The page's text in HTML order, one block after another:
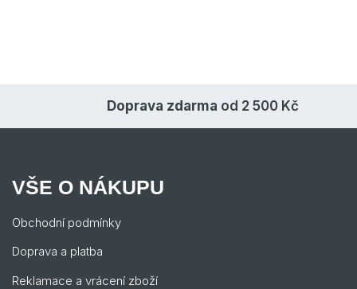
Doprava zdarma od 2 500 Kč
VŠE O NÁKUPU
Obchodní podmínky
Doprava a platba
Reklamace a vrácení zboží